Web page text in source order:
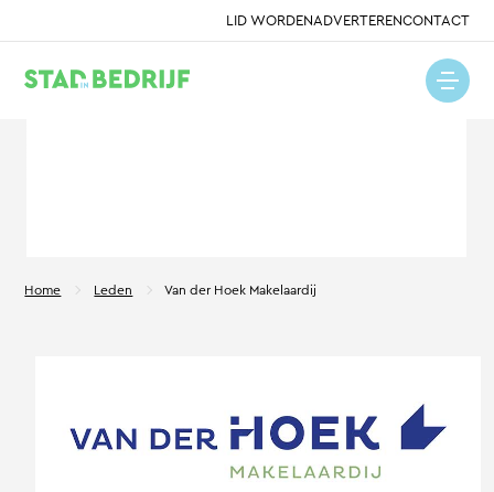
LID WORDENADVERTERENCONTACT
Home Leden Van der Hoek Makelaardij